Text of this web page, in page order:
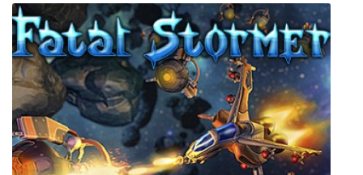
Call of Duty: Advanced Warfare